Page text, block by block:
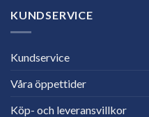
KUNDSERVICE
Kundservice
Våra öppettider
Köp- och leveransvillkor